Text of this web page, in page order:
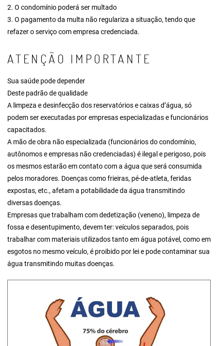
2. O condomínio poderá ser multado
3. O pagamento da multa não regulariza a situação, tendo que
refazer o serviço com empresa credenciada.
ATENÇÃO IMPORTANTE
Sua saúde pode depender
Deste padrão de qualidade
A limpeza e desinfecção dos reservatórios e caixas d’água, só
podem ser executadas por empresas especializadas e funcionários
capacitados.
A mão de obra não especializada (funcionários do condomínio,
autônomos e empresas não credenciadas) é ilegal e perigoso, pois
os mesmos estarão em contato com a água que será consumida
pelos moradores. Doenças como frieiras, pé-de-atleta, feridas
expostas, etc., afetam a potabilidade da água transmitindo
diversas doenças.
Empresas que trabalham com dedetização (veneno), limpeza de
fossa e desentupimento, devem ter: veículos separados, pois
trabalhar com materiais utilizados tanto em água potável, como em
esgotos no mesmo veículo, é proibido por lei e pode contaminar sua
água transmitindo muitas doenças.